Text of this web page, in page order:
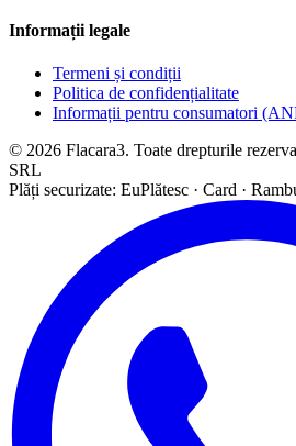
Informații legale
Termeni și condiții
Politica de confidențialitate
Informații pentru consumatori
© 2026 Flacara3. Toate drepturile
SRL
Plăți securizate: EuPlătesc · Card ·